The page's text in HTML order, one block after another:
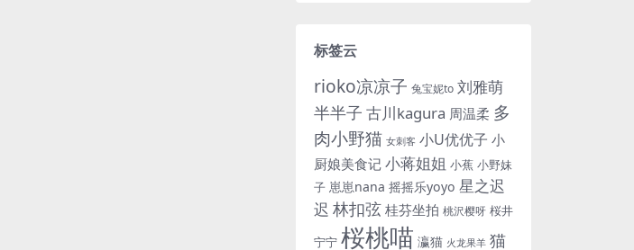
标签云
rioko凉凉子 兔宝妮to 刘雅萌
半半子 古川kagura 周温柔 多
肉小野猫 女刺客 小U优优子 小
厨娘美食记 小蒋姐姐 小蕉 小野妹
子 崽崽nana 摇摇乐yoyo 星之迟
迟 林扣弦 桂芬坐拍 桃沢樱呀 桜井
宁宁 桜桃喵 瀛猫 火龙果羊 猫